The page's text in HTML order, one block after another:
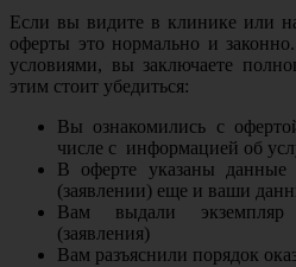
Если вы видите в клинике или
оферты это нормально и
условиями, вы заключаете
этим стоит убедиться:
Вы ознакомились с
числе с информацией об
В оферте указаны данные
(заявлении) еще и ваши
Вам выдали экземпляр
(заявления)
Вам разъяснили порядок